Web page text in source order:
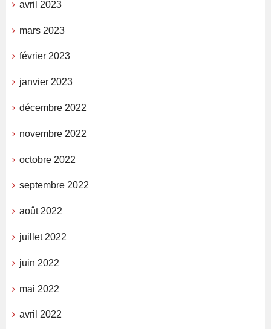
avril 2023
mars 2023
février 2023
janvier 2023
décembre 2022
novembre 2022
octobre 2022
septembre 2022
août 2022
juillet 2022
juin 2022
mai 2022
avril 2022